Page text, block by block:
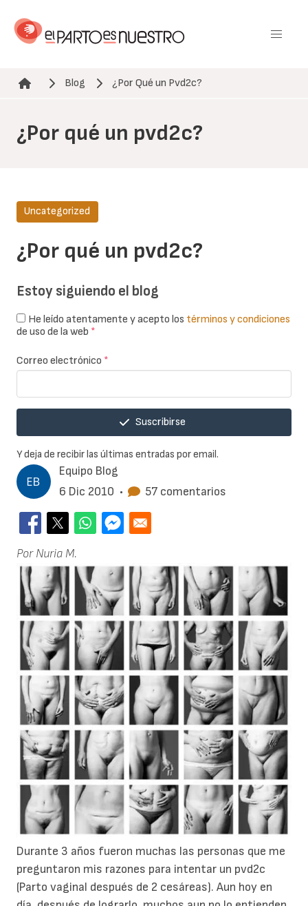
contenido
Ruta de navegación
Blog ¿Por Qué un Pvd2c?
¿Por qué un pvd2c?
Equipo Blog
6 Dic 2010 • 57 comentarios
¿Por qué un pvd2c?
Uncategorized
Por Nuria M.
Durante 3 años fueron muchas las personas que me
preguntaron mis razones para intentar un pvd2c
(Parto vaginal después de 2 cesáreas). Aun hoy en
Estoy siguiendo el blog
He leído atentamente y acepto los términos y condiciones
de uso de la web *
Correo electrónico *
Suscribirse
Y deja de recibir las últimas entradas por email.